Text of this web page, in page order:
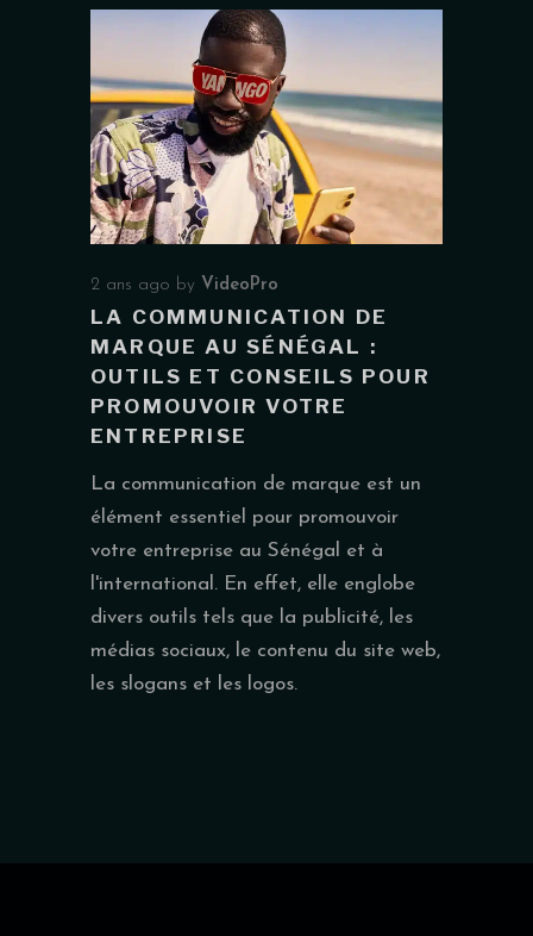
2 ans ago by VideoPro
LA COMMUNICATION DE
MARQUE AU SÉNÉGAL :
OUTILS ET CONSEILS POUR
PROMOUVOIR VOTRE
ENTREPRISE
La communication de marque est un
élément essentiel pour promouvoir
votre entreprise au Sénégal et à
l'international. En effet, elle englobe
divers outils tels que la publicité, les
médias sociaux, le contenu du site web,
les slogans et les logos.